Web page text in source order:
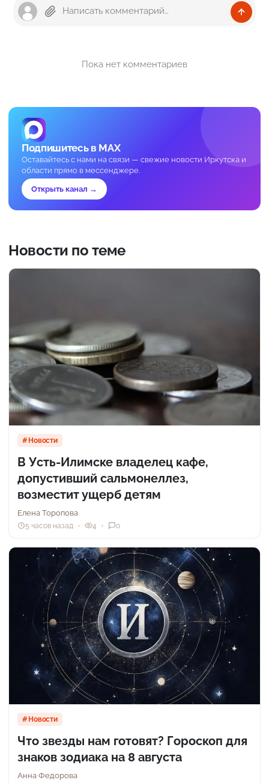
Пока нет комментариев
Подпишитесь в MAX
Оставайтесь с нами на связи — свежие новости Иркутска и
области прямо в мессенджере.
Открыть канал →
Новости по теме
Новости
В Усть-Илимске владелец кафе,
допустивший сальмонеллез,
возместит ущерб детям
Елена Торопова
5 часов назад 4 0
Новости
Что звезды нам готовят? Гороскоп для
знаков зодиака на 8 августа
Анна Федорова